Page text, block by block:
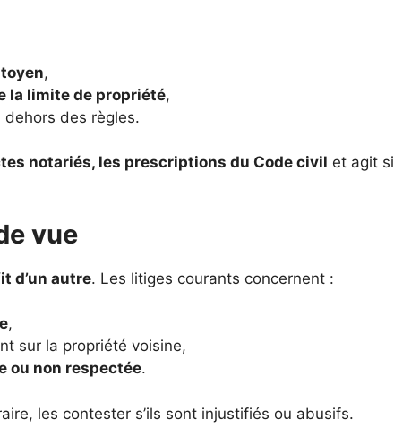
,
la limite de propriété,
des règles.
notariés, les prescriptions du Code civil et agit si
vue
d’un autre. Les litiges courants concernent :
,
sur la propriété voisine,
ou non respectée.
les contester s’ils sont injustifiés ou abusifs.